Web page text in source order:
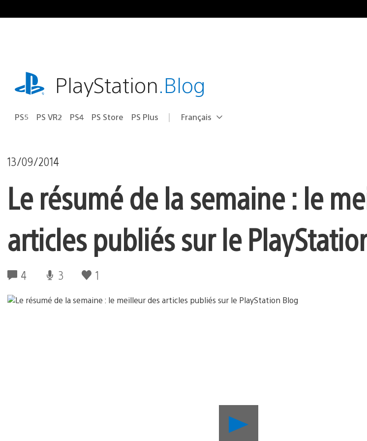
au
playstation.comPlayStation.Blog
PS5 PS VR2 PS4 PS Store PS Plus Choisir
Région
Français
13/09/2014
Le résumé de la semaine : le
articles publiés sur le
4 3 1
la